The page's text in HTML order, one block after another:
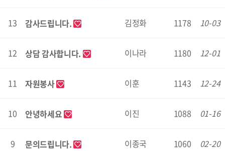
13 감사드립니다. 김정화 1178 10-03
12 상담 감사합니다. 이나라 1180 12-01
11 자원봉사 이훈 1143 12-24
10 안녕하세요 이진 1088 01-16
9 문의드립니다. 이종국 1060 02-20